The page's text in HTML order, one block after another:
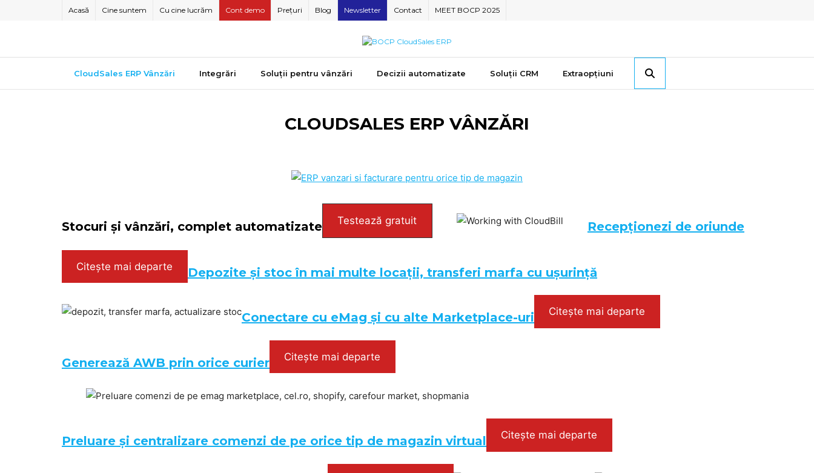
Acasă Cine suntem Cu cine lucrăm Cont demo Prețuri Blog Newsletter Contact MEET BOCP 2025
CloudSales ERP Vânzări Integrări Soluții pentru vânzări Decizii automatizate Soluții CRM Extraopțiuni
CLOUDSALES ERP VÂNZĂRI
Stocuri și vânzări, complet automatizate Testează gratuit Recepționezi de oriunde
Citește mai departe Depozite și stoc în mai multe locații, transferi marfa cu ușurință
Conectare cu eMag și cu alte Marketplace-uri Citește mai departe
Generează AWB prin orice curier Citește mai departe
Preluare și centralizare comenzi de pe orice tip de magazin virtual Citește mai departe